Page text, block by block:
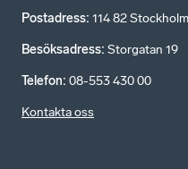
Postadress: 114 82 Stockholm
Besöksadress: Storgatan 19
Telefon: 08-553 430 00
Kontakta oss